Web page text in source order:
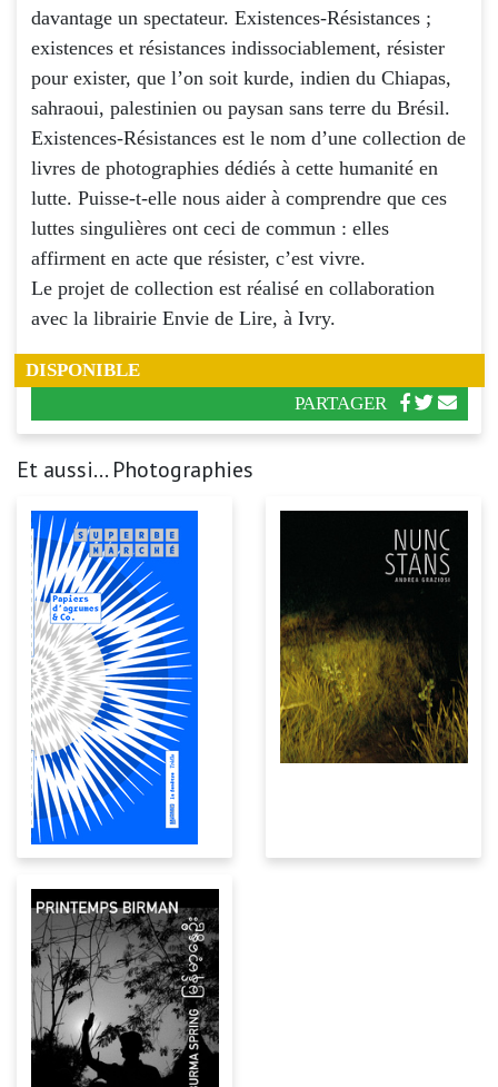
davantage un spectateur. Existences-Résistances ;
existences et résistances indissociablement, résister
pour exister, que l’on soit kurde, indien du Chiapas,
sahraoui, palestinien ou paysan sans terre du Brésil.
Existences-Résistances est le nom d’une collection de
livres de photographies dédiés à cette humanité en
lutte. Puisse-t-elle nous aider à comprendre que ces
luttes singulières ont ceci de commun : elles
affirment en acte que résister, c’est vivre.
Le projet de collection est réalisé en collaboration
avec la librairie Envie de Lire, à Ivry.
DISPONIBLE
PARTAGER
Et aussi... Photographies